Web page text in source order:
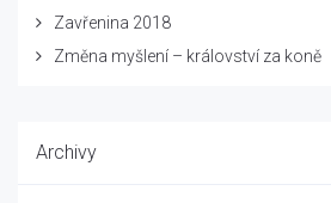
Zavřenina 2018
Změna myšlení – království za koně
Archivy